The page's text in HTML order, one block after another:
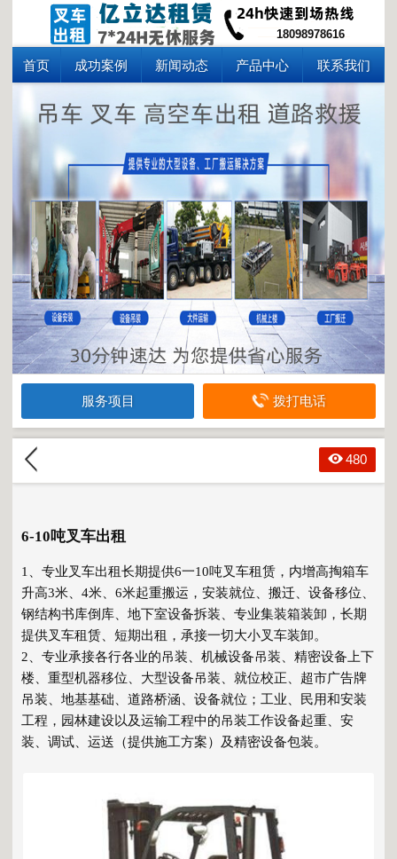
18098978616
首页 成功案例 新闻动态 产品中心 联系我们
服务项目 拨打电话
480
6-10吨叉车出租
1、专业叉车出租长期提供6一10吨叉车租赁，内增高掏箱车
升高3米、4米、6米起重搬运，安装就位、搬迁、设备移位、
钢结构书库倒库、地下室设备拆装、专业集装箱装卸，长期
提供叉车租赁、短期出租，承接一切大小叉车装卸。
2、专业承接各行各业的吊装、机械设备吊装、精密设备上下
楼、重型机器移位、大型设备吊装、就位校正、超市广告牌
吊装、地基基础、道路桥涵、设备就位；工业、民用和安装
工程，园林建设以及运输工程中的吊装工作设备起重、安
装、调试、运送（提供施工方案）及精密设备包装。